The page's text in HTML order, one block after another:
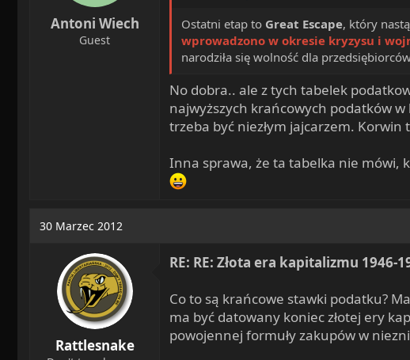
Antoni Wiech
Guest
Ostatni etap to Great Escape, który
wprowadzono w okresie kryzysu i
narodziła się wolność dla
No dobra.. ale z tych tabelek
najwyższych krańcowych podatków
trzeba być niezłym jajcarzem. Korwin
Inna sprawa, że ta tabelka nie mówi,
30 Marzec 2012
Rattlesnake
RE: RE: Złota era kapitalizmu
Co to są krańcowe stawki podatku?
ma być datowany koniec złotej ery
powojennej formuły zakupów w